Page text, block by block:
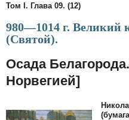
Том I. Глава 09. (12)
980—1014 г. Великий
(Святой).
Осада
Норвегией]